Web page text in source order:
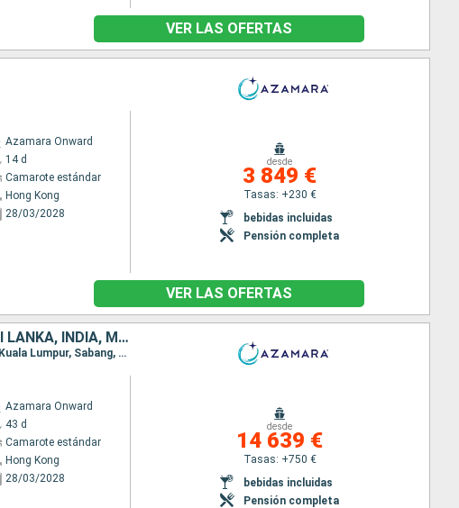
VER LAS OFERTAS
Azamara Onward
14 d
Camarote estándar
Hong Kong
28/03/2028
desde
3 849 €
Tasas: +230 €
bebidas incluidas
Pensión completa
VER LAS OFERTAS
CHINA, VIETNAM, TAILANDIA, SINGAPUR, MALASIA, INDONESIA, SRI LANKA, INDIA, MALDIVAS, MAURICE, FRANCIA, MADAGASCAR, SUDAFRICA
Itinerario : Hong Kong, Da Nang, Ho Chi Minh-Ville, Laem Chabang, Ko Samui, Singapur, Kuala Lumpur, Sabang, Hambantota, Colombo, Cochin, Male, Port Louis, Pointe des Gallets, Taolagnao, Richards Bay, Durban, Port Elisabeth, Ciudad del Cabo
Azamara Onward
43 d
Camarote estándar
Hong Kong
28/03/2028
desde
14 639 €
Tasas: +750 €
bebidas incluidas
Pensión completa